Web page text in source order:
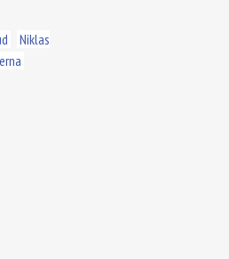
Niklas